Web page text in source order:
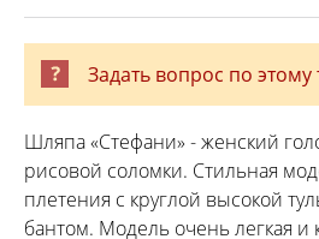
Задать вопрос по этому
Шляпа «Стефани» - женский
рисовой соломки. Стильная
плетения с круглой высокой
бантом. Модель очень легкая и